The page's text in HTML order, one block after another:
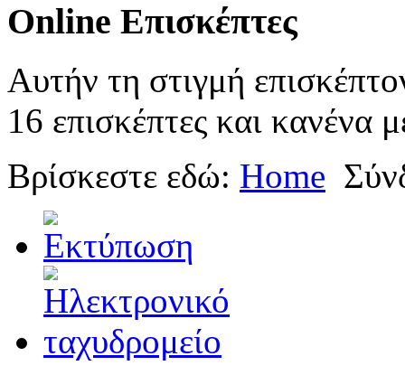
Online Επισκέπτες
Αυτήν τη στιγμή
16 επισκέπτες και κανένα
Βρίσκεστε εδώ: Home